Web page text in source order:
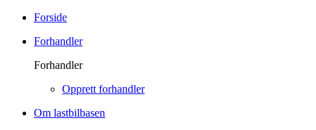
Forside
Forhandler
Forhandler
Opprett forhandler
Om lastbilbasen